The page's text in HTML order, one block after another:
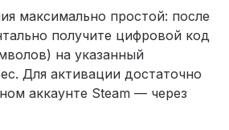
максимально простой: после
получите цифровой код
на указанный
Для активации достаточно
аккаунте Steam — через